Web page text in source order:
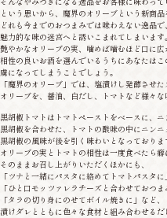
という思いから、魔界のオリーブという新商品
どれも今までのおつまみでは味わえない逸品
魅力的な味の迷宮へと誘いこまれてしまいます。
艶やかなオリーブの実、噛めば噛むほど口に広
相性の良いお酒を選んでいるうちにあなたはこ
虜になってしまうことでしょう。
「魔界のオリーブ」では、塩漬けし発酵させ
オリーブを、醤油、白だし、トマトなど様々な
黒胡椒トマトはトマトペーストをベースに、ニ
黒胡椒を合わせた、トマトの酸味の中にニンニ
黒胡椒の風味が後を引く味わいとなっておりま
オリーブの実とトマトの相性は一度食べたら癖
そのままお召し上がりいただくほかにも、
「ツナと一緒にパスタに絡めてトマトパスタに
「ひと口モッツァレラチーズと合わせておつま
「タラの切り身にのせてボイル焼きに」など、
漬けダレとともに色々な食材と組み合わせるだ